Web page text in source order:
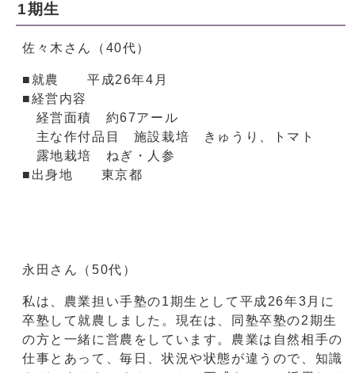
1期生
佐々木さん（40代）
■就農 平成26年4月
■経営内容
経営面積 約67アール
主な作付品目 施設栽培 きゅうり、トマト
露地栽培 ねぎ・人参
■出身地 東京都
永田さん（50代）
私は、農業担い手塾の1期生として平成26年3月に
卒塾して就農しました。現在は、同塾卒塾の2期生
の方と一緒に営農をしています。農業は自然相手の
仕事とあって、毎日、状況や状態が違うので、知識